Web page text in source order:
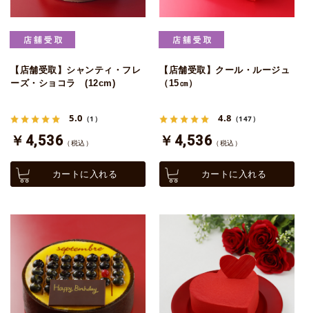
【店舗受取】シャンティ・フレ
ーズ・ショコラ (12cm)
5.0 （1）
￥4,536 （税込）
カートに入れる
【店舗受取】クール・ルージュ
（15㎝）
4.8 （147）
￥4,536 （税込）
カートに入れる